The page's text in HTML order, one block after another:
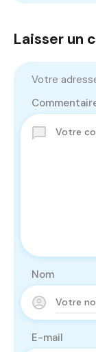
Laisser un
Votre
Nom
E-mail